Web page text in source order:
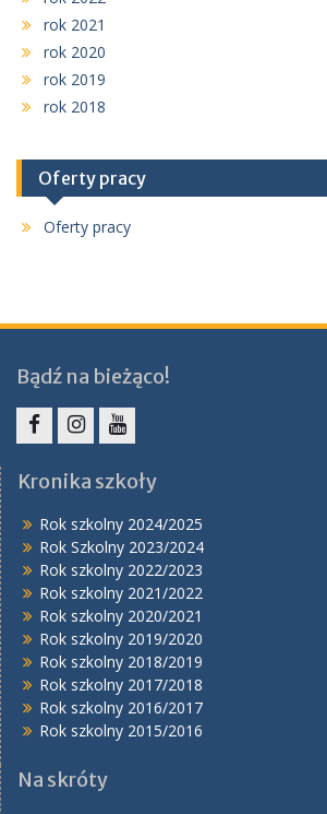
rok 2021
rok 2020
rok 2019
rok 2018
Oferty pracy
Oferty pracy
Bądź na bieżąco!
Kronika szkoły
Rok szkolny 2024/2025
Rok Szkolny 2023/2024
Rok szkolny 2022/2023
Rok szkolny 2021/2022
Rok szkolny 2020/2021
Rok szkolny 2019/2020
Rok szkolny 2018/2019
Rok szkolny 2017/2018
Rok szkolny 2016/2017
Rok szkolny 2015/2016
Na skróty